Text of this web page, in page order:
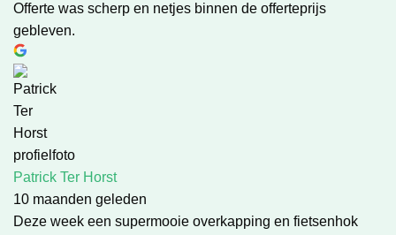
Offerte was scherp en netjes binnen de offerteprijs
gebleven.
Patrick Ter Horst
10 maanden geleden
Deze week een supermooie overkapping en fietsenhok